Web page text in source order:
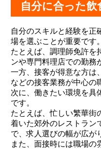
自分に合った
自分のスキルと経験を正
場を選ぶことが重要です。
たとえば、調理師免許を
ンや専門料理店での勤務
一方、接客が得意な方は
などの接客業務が中心の
次に、働きたい環境を具
です。
たとえば、忙しい繁華街
着いた郊外のレストラン
で、求人選びの幅が広が
また、面接時には職場の